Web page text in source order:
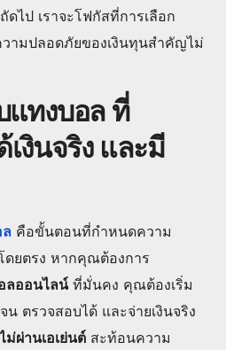
ดไป เราจะโฟกัสที่การเลือก
ามปลอดภัยของเงินทุนสำคัญไม่
แทงบอล ที่
งินจริง และมี
ล คือขั้นตอนที่กำหนดความ
ดยตรง หากคุณต้องการ
ลออนไลน์ที่มั่นคง คุณต้องเริ่ม
น ตรวจสอบได้ และจ่ายเงินจริง
ม่ผ่านเอเย่นต์ สะท้อนความ